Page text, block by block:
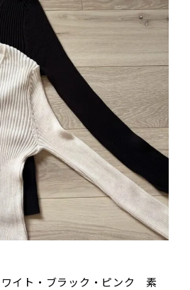
ワイト・ブラック・ピンク 素